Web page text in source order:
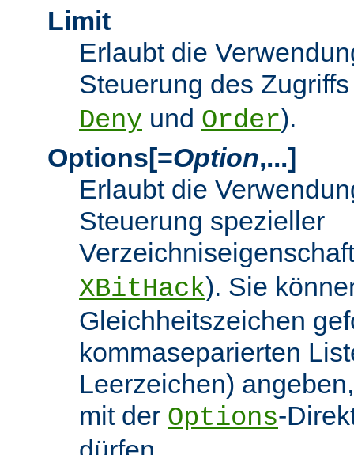
Limit
Erlaubt die
Steuerung des
Deny und Order).
Options[=Option,...]
Erlaubt die
Steuerung spezieller
XBitHack). Sie
Gleichheitszeichen
kommaseparierten
Leerzeichen)
mit der Options-